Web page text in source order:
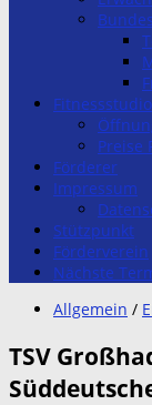
Fitnessstudio
Preise
Förderer
Impressum
Stützpunkt
Förderverein
Nächste
Allgemein /
TSV